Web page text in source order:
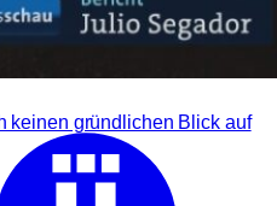
keinen gründlichen Blick auf